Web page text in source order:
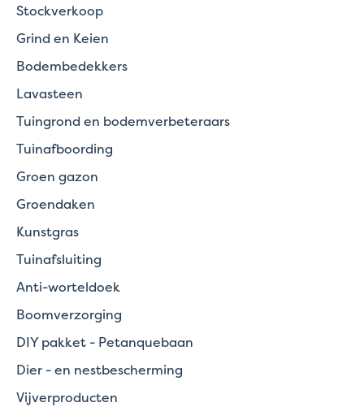
Stockverkoop
Grind en Keien
Bodembedekkers
Lavasteen
Tuingrond en bodemverbeteraars
Tuinafboording
Groen gazon
Groendaken
Kunstgras
Tuinafsluiting
Anti-worteldoek
Boomverzorging
DIY pakket - Petanquebaan
Dier - en nestbescherming
Vijverproducten